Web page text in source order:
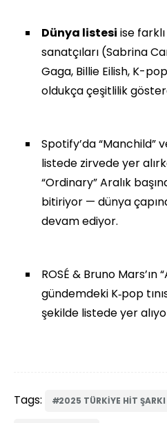
Dünya listesi ise
sanatçıları (Sabrina
Gaga, Billie Eilish, K-
oldukça çeşitlilik
Spotify’da “Manchild”
listede zirvede yer
“Ordinary” Aralık
bitiriyor — dünya
devam ediyor.
ROSÉ & Bruno Mars’ın
gündemdeki K‑pop
şekilde listede yer
Tags: 2025 TÜRKIYE HIT ŞARKI